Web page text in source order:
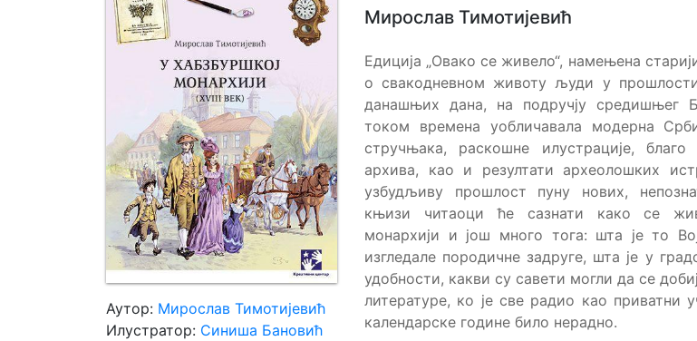
Аутор: Мирослав Тимотијевић
Илустратор: Синиша Бановић
Мирослав Тимотијевић
Едиција „Овако се живело“, намењена
о свакодневном животу људи у
данашњих дана, на подручју средишњег
током времена уобличавала модерна
стручњака, раскошне илустрације,
архива, као и резултати археолошких
узбудљиву прошлост пуну нових,
књизи читаоци ће сазнати како се
монархији и још много тога: шта је то
изгледале породичне задруге, шта је у
удобности, какви су савети могли да се
литературе, ко је све радио као приватни
календарске године било нерадно.